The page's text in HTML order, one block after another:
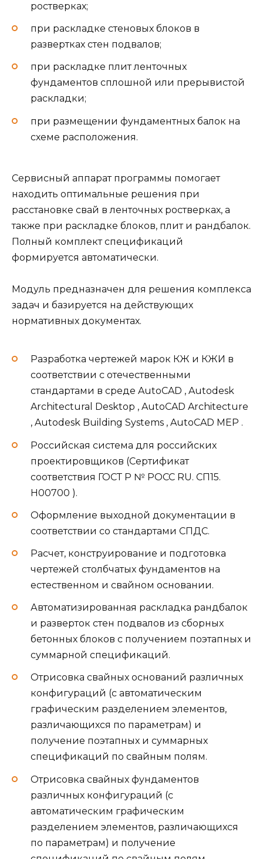
ростверках;
при раскладке стеновых блоков в
развертках стен подвалов;
при раскладке плит ленточных
фундаментов сплошной или прерывистой
раскладки;
при размещении фундаментных балок на
схеме расположения.
Сервисный аппарат программы помогает
находить оптимальные решения при
расстановке свай в ленточных ростверках, а
также при раскладке блоков, плит и рандбалок.
Полный комплект спецификаций
формируется автоматически.
Модуль предназначен для решения комплекса
задач и базируется на действующих
нормативных документах.
Разработка чертежей марок КЖ и КЖИ в
соответствии с отечественными
стандартами в среде AutoCAD , Autodesk
Architectural Desktop , AutoCAD Architecture
, Autodesk Building Systems , AutoCAD MEP .
Российская система для российских
проектировщиков (Сертификат
соответствия ГОСТ Р № РОСС RU. СП15.
Н00700 ).
Оформление выходной документации в
соответствии со стандартами СПДС.
Расчет, конструирование и подготовка
чертежей столбчатых фундаментов на
естественном и свайном основании.
Автоматизированная раскладка рандбалок
и разверток стен подвалов из сборных
бетонных блоков с получением поэтапных и
суммарной спецификаций.
Отрисовка свайных оснований различных
конфигураций (с автоматическим
графическим разделением элементов,
различающихся по параметрам) и
получение поэтапных и суммарных
спецификаций по свайным полям.
Отрисовка свайных фундаментов
различных конфигураций (с
автоматическим графическим
разделением элементов, различающихся
по параметрам) и получение